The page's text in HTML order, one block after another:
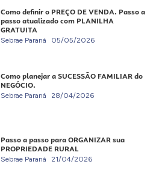
Como definir o PREÇO DE VENDA. Passo a
passo atualizado com PLANILHA
GRATUITA
Sebrae Paraná 05/05/2026
Como planejar a SUCESSÃO FAMILIAR do
NEGÓCIO.
Sebrae Paraná 28/04/2026
Passo a passo para ORGANIZAR sua
PROPRIEDADE RURAL
Sebrae Paraná 21/04/2026